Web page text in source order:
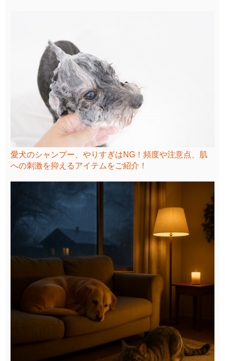
愛犬のシャンプー、やりすぎはNG！頻度や注意点、肌
への刺激を抑えるアイテムをご紹介！